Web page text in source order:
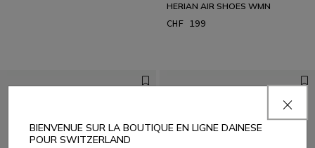
HERIAN AIR SHOES WMN
CHF 199
BIENVENUE SUR LA BOUTIQUE EN LIGNE DAINESE
POUR SWITZERLAND